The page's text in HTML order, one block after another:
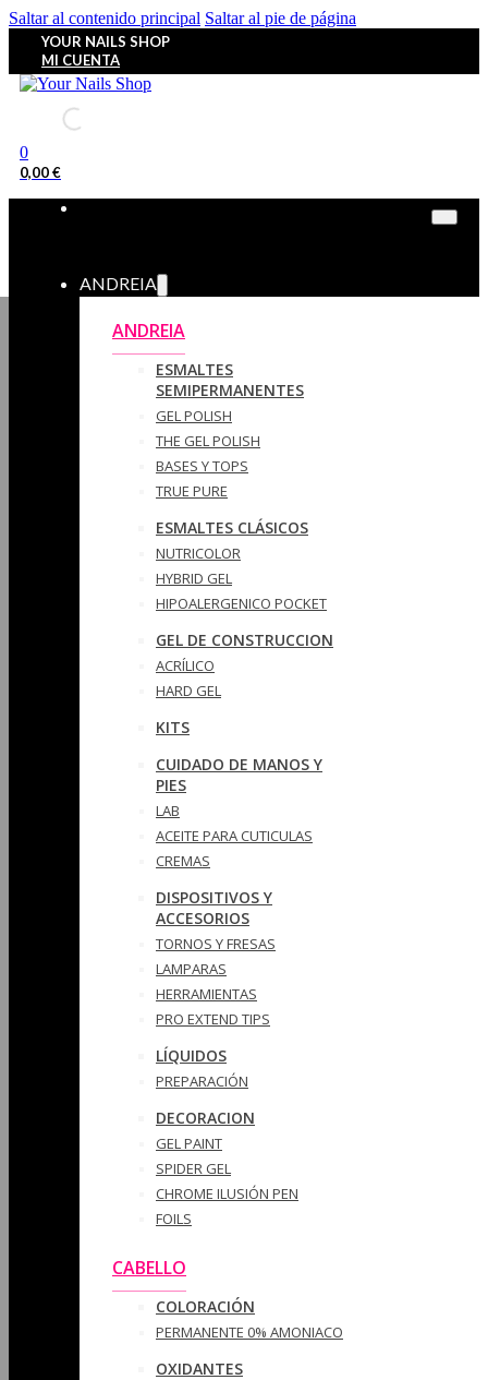
Saltar al contenido principal Saltar al pie de página
YOUR NAILS SHOP
MI CUENTA
0
0,00€
ANDREIA
ANDREIA
ESMALTES
SEMIPERMANENTES
GEL POLISH
THE GEL POLISH
BASES Y‎ TOPS
TRUE PURE
ESMALTES CLÁSICOS
NUTRICOLOR
HYBRID GEL
HIPOALERGENICO POCKET
GEL DE CONSTRUCCION
ACRÍLICO
HARD GEL
KITS
CUIDADO DE MANOS Y
PIES
LAB
ACEITE PARA CUTICULAS
CREMAS
DISPOSITIVOS Y
ACCESORIOS
TORNOS Y FRESAS
LAMPARAS
HERRAMIENTAS
PRO EXTEND TIPS
LÍQUIDOS
PREPARACIÓN
DECORACION
GEL PAINT
SPIDER GEL
CHROME ILUSIÓN PEN
FOILS
CABELLO
COLORACIÓN
PERMANENTE 0% AMONIACO
OXIDANTES